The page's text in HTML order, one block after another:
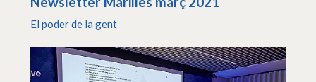
El poder de la gent